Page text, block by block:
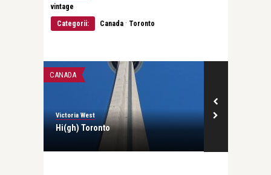
vintage
Categorii:
Canada · Toronto
CANADA
Victoria West
Hi(gh) Toronto